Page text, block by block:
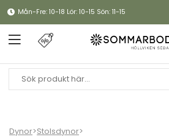
Mån-Fre: 10-18 Lör: 10-15 Sön: 11-15
Dynor>Stolsdynor>